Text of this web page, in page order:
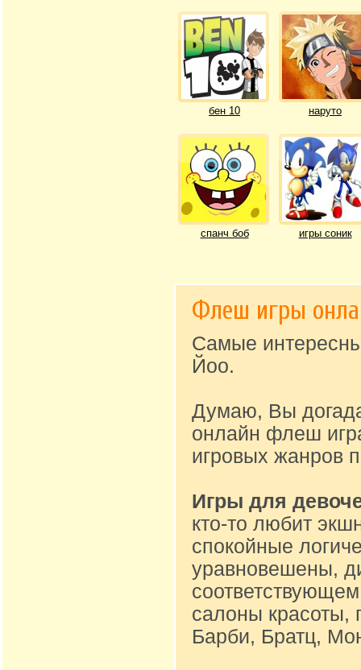
бен 10 наруто
спанч боб игры соник
Флеш игры
Самые
Йоо.
Думаю, Вы
онлайн флеш
игровых жанров
Игры для
кто-то любит
спокойные
уравновешены,
салоны красоты,
Барби, Братц,